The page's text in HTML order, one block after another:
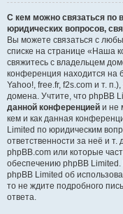
С кем можно связаться по
юридических вопросов,
Вы можете связаться с
списке на странице «Наша
свяжитесь с владельцем
конференция находится на
Yahoo!, free.fr, f2s.com и т.
домена. Учтите, что phpBB
данной конференцией и не
кем и как данная
Limited по юридическим
ответственности за неё и т.
phpBB.com или которые
обеспечению phpBB
phpBB Limited об
то не ждите подробного
ответа.